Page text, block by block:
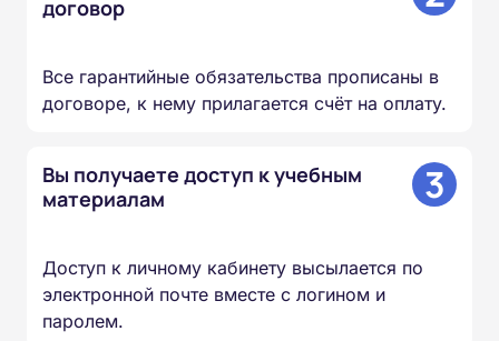
договор
Все гарантийные обязательства прописаны в
договоре, к нему прилагается счёт на оплату.
Вы получаете доступ к учебным
материалам
3
Доступ к личному кабинету высылается по
электронной почте вместе с логином и
паролем.